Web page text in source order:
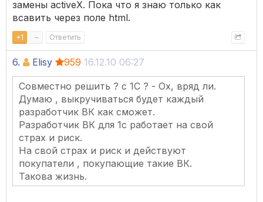
замены activeX. Пока что я знаю только как
всавить через поле html.
+1 – Ответить
6. Elisy 959 16.12.10 06:27
Совместно решить ? с 1С ? - Ох, вряд ли.
Думаю , выкручиваться будет каждый
разработчик ВК как сможет.
Разработчик ВК для 1с работает на свой
страх и риск.
На свой страх и риск и действуют
покупатели , покупающие такие ВК.
Такова жизнь.